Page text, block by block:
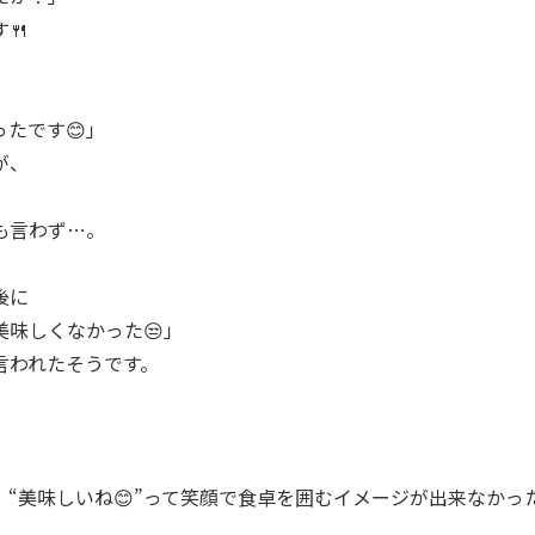
🍴
です😊」
言わず…。
に
しくなかった😒」
れたそうです。
“美味しいね😊”って笑顔で食卓を囲むイメージが出来なか